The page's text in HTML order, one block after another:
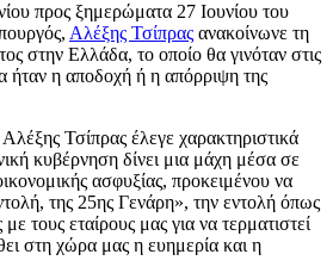
προς ξημερώματα 27 Ιουνίου του
Αλέξης Τσίπρας ανακοίνωνε τη
στην Ελλάδα, το οποίο θα γινόταν στις
ήταν η αποδοχή ή η απόρριψη της
Τσίπρας έλεγε χαρακτηριστικά
κυβέρνηση δίνει μια μάχη μέσα σε
ασφυξίας, προκειμένου να
της 25ης Γενάρη», την εντολή όπως
τους εταίρους μας για να τερματιστεί
στη χώρα μας η ευημερία και η